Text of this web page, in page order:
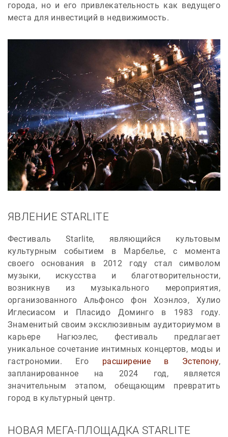
города, но и его привлекательность как ведущего
места для инвестиций в недвижимость.
ЯВЛЕНИЕ STARLITE
Фестиваль Starlite, являющийся культовым
культурным событием в Марбелье, с момента
своего основания в 2012 году стал символом
музыки, искусства и благотворительности,
возникнув из музыкального мероприятия,
организованного Альфонсо фон Хоэнлоэ, Хулио
Иглесиасом и Пласидо Доминго в 1983 году.
Знаменитый своим эксклюзивным аудиториумом в
карьере Нагюэлес, фестиваль предлагает
уникальное сочетание интимных концертов, моды и
гастрономии. Его расширение в Эстепону,
запланированное на 2024 год, является
значительным этапом, обещающим превратить
город в культурный центр.
НОВАЯ МЕГА-ПЛОЩАДКА STARLITE